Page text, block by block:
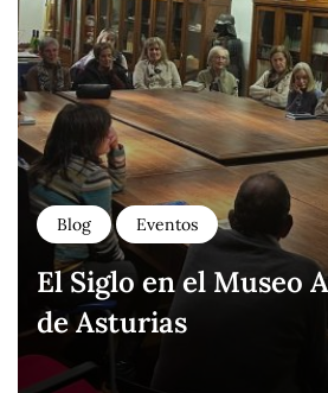
Blog Eventos
El Siglo en el Museo
de Asturias